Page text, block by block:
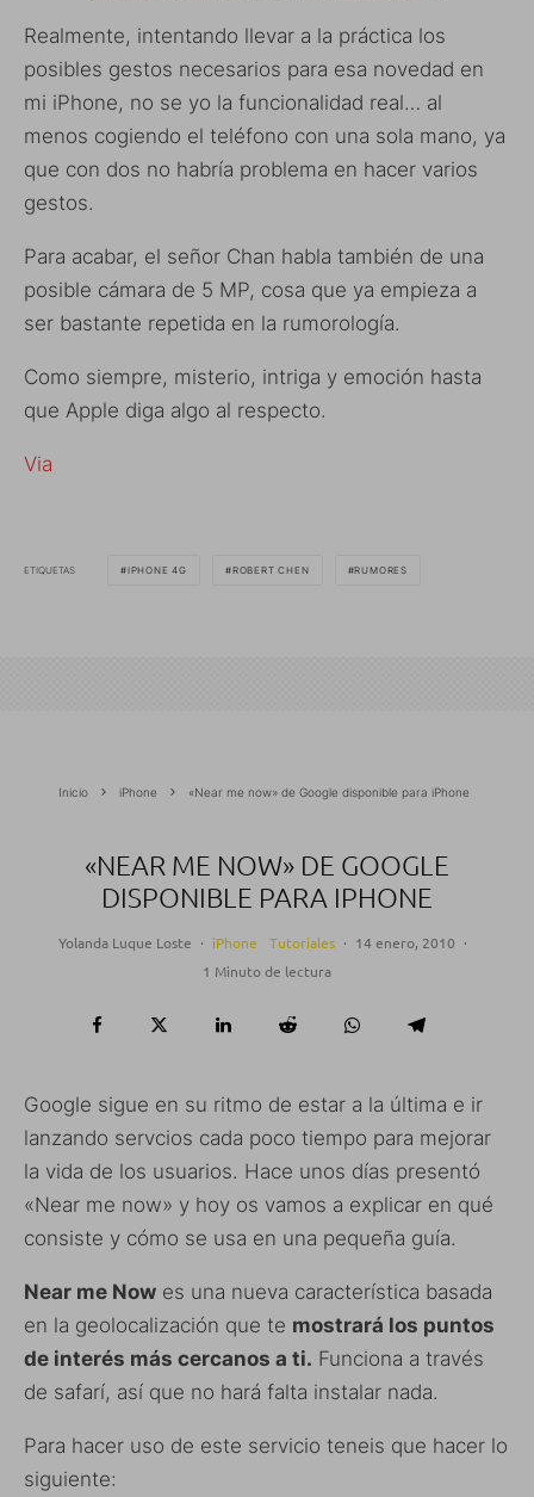
Realmente, intentando llevar a la práctica los
posibles gestos necesarios para esa novedad en
mi iPhone, no se yo la funcionalidad real… al
menos cogiendo el teléfono con una sola mano, ya
que con dos no habría problema en hacer varios
gestos.
Para acabar, el señor Chan habla también de una
posible cámara de 5 MP, cosa que ya empieza a
ser bastante repetida en la rumorología.
Como siempre, misterio, intriga y emoción hasta
que Apple diga algo al respecto.
Via
ETIQUETAS IPHONE 4G ROBERT CHEN RUMORES
Inicio iPhone «Near me now» de Google disponible para iPhone
«NEAR ME NOW» DE GOOGLE
DISPONIBLE PARA IPHONE
Yolanda Luque Loste · iPhone Tutoriales · 14 enero, 2010 ·
1 Minuto de lectura
Google sigue en su ritmo de estar a la última e ir
lanzando servcios cada poco tiempo para mejorar
la vida de los usuarios. Hace unos días presentó
«Near me now» y hoy os vamos a explicar en qué
consiste y cómo se usa en una pequeña guía.
Near me Now es una nueva característica basada
en la geolocalización que te mostrará los puntos
de interés más cercanos a ti. Funciona a través
de safarí, así que no hará falta instalar nada.
Para hacer uso de este servicio teneis que hacer lo
siguiente: